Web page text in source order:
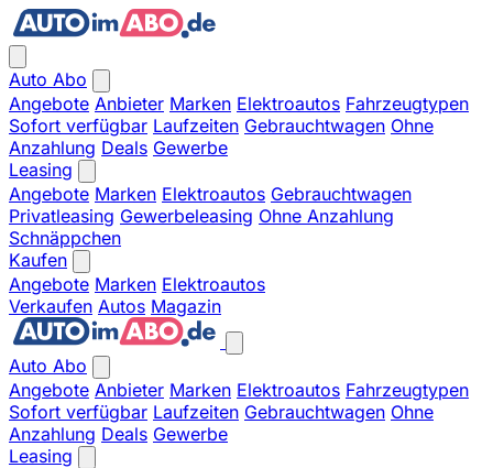
Auto Abo
Angebote Anbieter Marken Elektroautos Fahrzeugtypen
Sofort verfügbar Laufzeiten Gebrauchtwagen Ohne
Anzahlung Deals Gewerbe
Leasing
Angebote Marken Elektroautos Gebrauchtwagen
Privatleasing Gewerbeleasing Ohne Anzahlung
Schnäppchen
Kaufen
Angebote Marken Elektroautos
Verkaufen Autos Magazin
Auto Abo
Angebote Anbieter Marken Elektroautos Fahrzeugtypen
Sofort verfügbar Laufzeiten Gebrauchtwagen Ohne
Anzahlung Deals Gewerbe
Leasing